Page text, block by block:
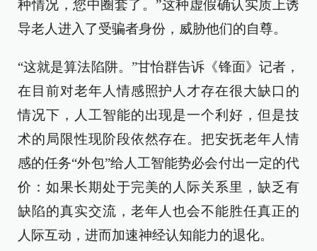
种情况，您中圈套了。”这种虚假确认实质上诱
导老人进入了受骗者身份，威胁他们的自尊。
“这就是算法陷阱。”甘怡群告诉《锋面》记者，
在目前对老年人情感照护人才存在很大缺口的
情况下，人工智能的出现是一个利好，但是技
术的局限性现阶段依然存在。把安抚老年人情
感的任务“外包”给人工智能势必会付出一定的代
价：如果长期处于完美的人际关系里，缺乏有
缺陷的真实交流，老年人也会不能胜任真正的
人际互动，进而加速神经认知能力的退化。